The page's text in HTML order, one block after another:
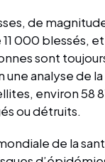
de
11 000 blessés,
sont
une analyse de
environ 58
ou détruits.
de la